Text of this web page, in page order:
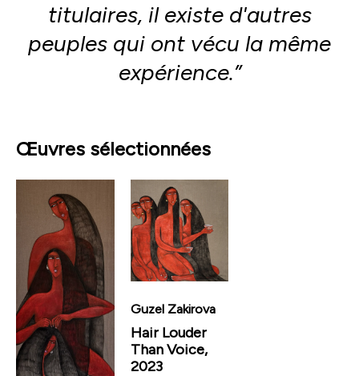
titulaires, il existe d'autres
peuples qui ont vécu la même
expérience.”
Œuvres sélectionnées
Guzel Zakirova
Hair Louder
Than Voice,
2023